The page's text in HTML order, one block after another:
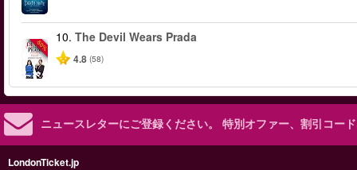
-50%
10. The Devil Wears Prada
4.8 (58)
ニュースレターにご登録ください。 特別オファー、割引コー
LondonTicket.jp